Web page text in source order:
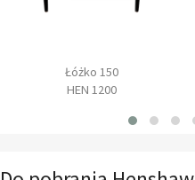
Łóżko 150
HEN 1200